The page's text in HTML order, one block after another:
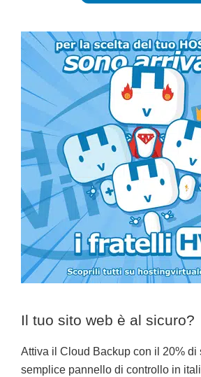
Il tuo sito web è al sicuro?
Attiva il Cloud Backup con il 20% di
semplice pannello di controllo in